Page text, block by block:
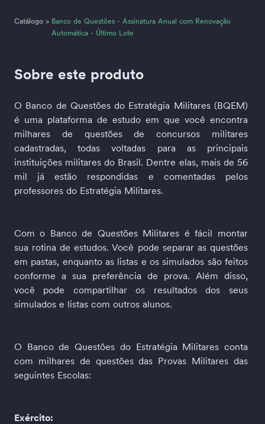
Catálogo > Banco de Questões - Assinatura Anual com Renovação
Automática - Último Lote
Sobre este produto
O Banco de Questões do Estratégia Militares (BQEM)
é uma plataforma de estudo em que você encontra
milhares de questões de concursos militares
cadastradas, todas voltadas para as principais
instituições militares do Brasil. Dentre elas, mais de 56
mil já estão respondidas e comentadas pelos
professores do Estratégia Militares.
Com o Banco de Questões Militares é fácil montar
sua rotina de estudos. Você pode separar as questões
em pastas, enquanto as listas e os simulados são feitos
conforme a sua preferência de prova. Além disso,
você pode compartilhar os resultados dos seus
simulados e listas com outros alunos.
O Banco de Questões do Estratégia Militares conta
com milhares de questões das Provas Militares das
seguintes Escolas:
Exército: